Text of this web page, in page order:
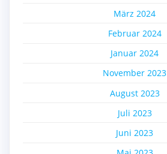
März 2024
Februar 2024
Januar 2024
November 2023
August 2023
Juli 2023
Juni 2023